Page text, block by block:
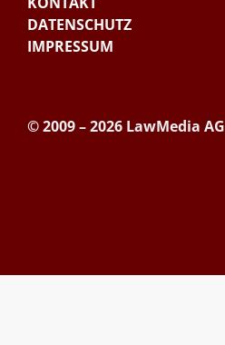
DATENSCHUTZ
IMPRESSUM
© 2009 – 2026 LawMedia AG